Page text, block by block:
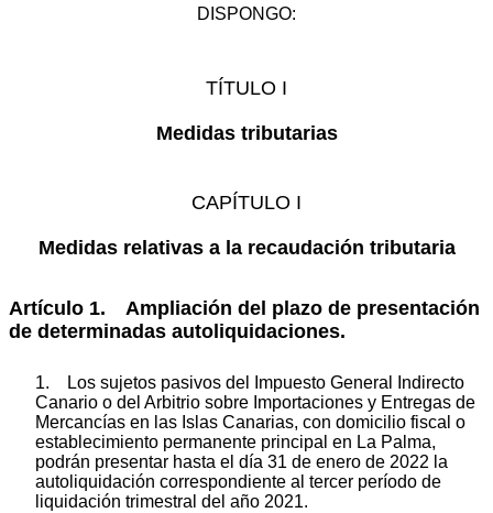
DISPONGO:
TÍTULO I
Medidas tributarias
CAPÍTULO I
Medidas relativas a la recaudación tributaria
Artículo 1. Ampliación del plazo de presentación
de determinadas autoliquidaciones.
1. Los sujetos pasivos del Impuesto General Indirecto
Canario o del Arbitrio sobre Importaciones y Entregas de
Mercancías en las Islas Canarias, con domicilio fiscal o
establecimiento permanente principal en La Palma,
podrán presentar hasta el día 31 de enero de 2022 la
autoliquidación correspondiente al tercer período de
liquidación trimestral del año 2021.